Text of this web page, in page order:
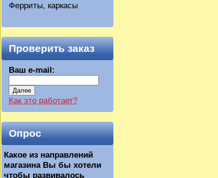
Ферриты, каркасы
Проверить заказ
Ваш e-mail:
Далее
Как это работает?
Опрос
Какое из направлений
магазина Вы бы хотели
чтобы развивалось